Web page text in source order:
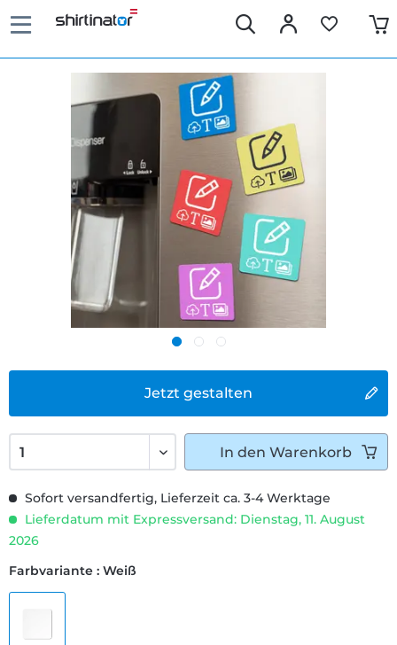
Jetzt gestalten
Sofort versandfertig, Lieferzeit ca. 3-4 Werktage
Lieferdatum mit Expressversand: Dienstag, 11. August
2026
Farbvariante : Weiß
In den Warenkorb